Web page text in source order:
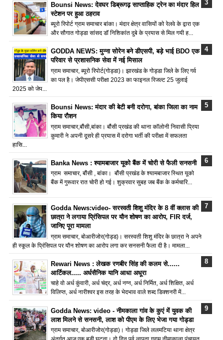
Bounsi News: देवघर डिब्रूगढ़ साप्ताहिक ट्रेन का मंदार हिल
स्टेशन पर हुआ ठहराव
ब्यूरो रिपोर्ट ग्राम समाचार बांका। मंदार क्षेत्र वासियों को रेलवे के द्वारा एक
और सौगात गोड्डा सांसद डॉ निशिकांत दुबे के प्रयास से मिल गयी ह...
GODDA NEWS: मुन्ना सोरेन बने डीएसपी, बड़े भाई BDO एक
परिवार से प्रशासनिक सेवा में नई मिसाल
ग्राम समाचार, ब्यूरो रिपोर्ट(गोड्डा)। झारखंड के गोड्डा जिले के लिए गर्व
का पल है। जेपीएससी परीक्षा 2023 का फाइनल रिजल्ट 25 जुलाई
2025 को जेप...
Bounsi News: मंदार की बेटी बनी दरोगा, बांका जिला का नाम
किया रौशन
ग्राम समाचार,बौंसी,बांका। बौंसी प्रखंड की थाना कॉलोनी निवासी प्रिया
कुमारी ने अपनी दूसरे ही प्रयास में दरोगा भर्ती की परीक्षा में सफलता
हासि...
Banka News : श्यामबाजार यूको बैंक में चोरी से फैली सनसनी
ग्राम समाचार, बौंसी , बांका। बौंसी प्रखंड के श्यामबाजार स्थित यूको
बैंक में गुरूवार रात चोरी हो गई। शुक्रवार सुबह जब बैंक के कर्मचारि...
Godda News:video- सरस्वती शिशु मंदिर के 8 वीं क्लास की
छात्रा ने लगाया प्रिंसिपल पर यौन शोषण का आरोप, FIR दर्ज,
जानिए पूरा मामला
ग्राम समाचार, बोआरीजोर(गोड्ड)। सरस्वती शिशु मंदिर के छात्रा ने अपने
ही स्कूल के प्रिंसिपल पर यौन शोषण का आरोप लगा कर सनसनी फैला दी है। मामला...
Rewari News : लेखक रणबीर सिंह की कलम से......
आर्टिकल..... अर्धसैनिक यानि आधा अधूरा
चाहे वो अर्ध कुंवारी, अर्ध चंद्र, अर्ध नग्न, अर्ध निर्मित, अर्ध शिक्षित, अर्ध
विलिप्त, अर्ध नारीश्वर इस तरह के भेदभाव वाले शब्द डिक्शनरी में...
Godda News: video - नीमकाला गांव के कुएं में युवक की
लाश मिलने से सनसनी, लाश को पीएम के लिए भेजा गया गोड्डा
ग्राम समाचार, बोआरीजोर(गोड्डा)। गोड्डा जिले ललमटिया थाना क्षेत्र